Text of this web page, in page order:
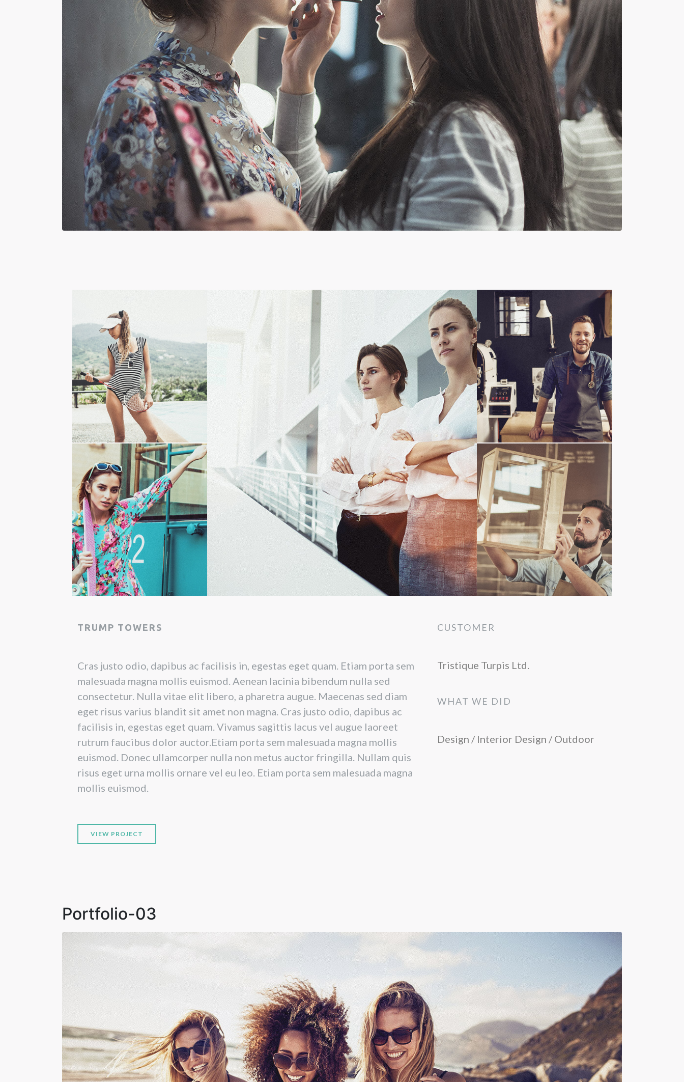
TRUMP TOWERS
Cras justo odio, dapibus ac facilisis in, egestas eget quam. Etiam porta sem
malesuada magna mollis euismod. Aenean lacinia bibendum nulla sed
consectetur. Nulla vitae elit libero, a pharetra augue. Maecenas sed diam
eget risus varius blandit sit amet non magna. Cras justo odio, dapibus ac
facilisis in, egestas eget quam. Vivamus sagittis lacus vel augue laoreet
rutrum faucibus dolor auctor.Etiam porta sem malesuada magna mollis
euismod. Donec ullamcorper nulla non metus auctor fringilla. Nullam quis
risus eget urna mollis ornare vel eu leo. Etiam porta sem malesuada magna
mollis euismod.
VIEW PROJECT
CUSTOMER
Tristique Turpis Ltd.
WHAT WE DID
Design / Interior Design / Outdoor
Portfolio-03